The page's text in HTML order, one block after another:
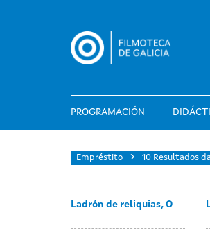
PROGRAMACIÓN
Empréstito 10 Resultados
Ladrón de reliquias, O